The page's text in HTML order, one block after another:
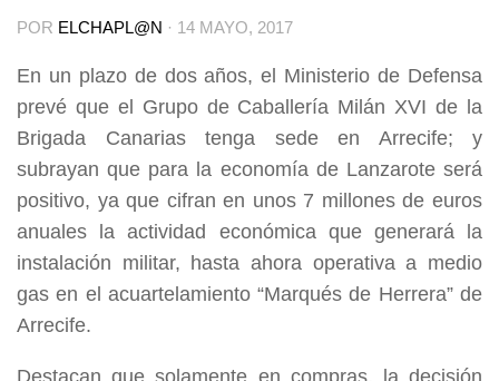
POR ELCHAPL@N · 14 MAYO, 2017
En un plazo de dos años, el Ministerio de Defensa
prevé que el Grupo de Caballería Milán XVI de la
Brigada Canarias tenga sede en Arrecife; y
subrayan que para la economía de Lanzarote será
positivo, ya que cifran en unos 7 millones de euros
anuales la actividad económica que generará la
instalación militar, hasta ahora operativa a medio
gas en el acuartelamiento “Marqués de Herrera” de
Arrecife.